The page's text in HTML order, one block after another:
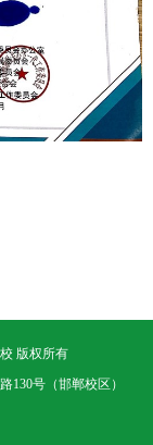
版权所有
130号（邯郸校区）